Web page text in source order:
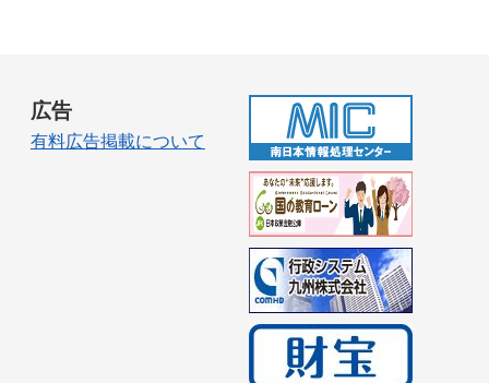
広告
有料広告掲載について